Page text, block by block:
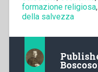
formazione religiosa,
della salvezza